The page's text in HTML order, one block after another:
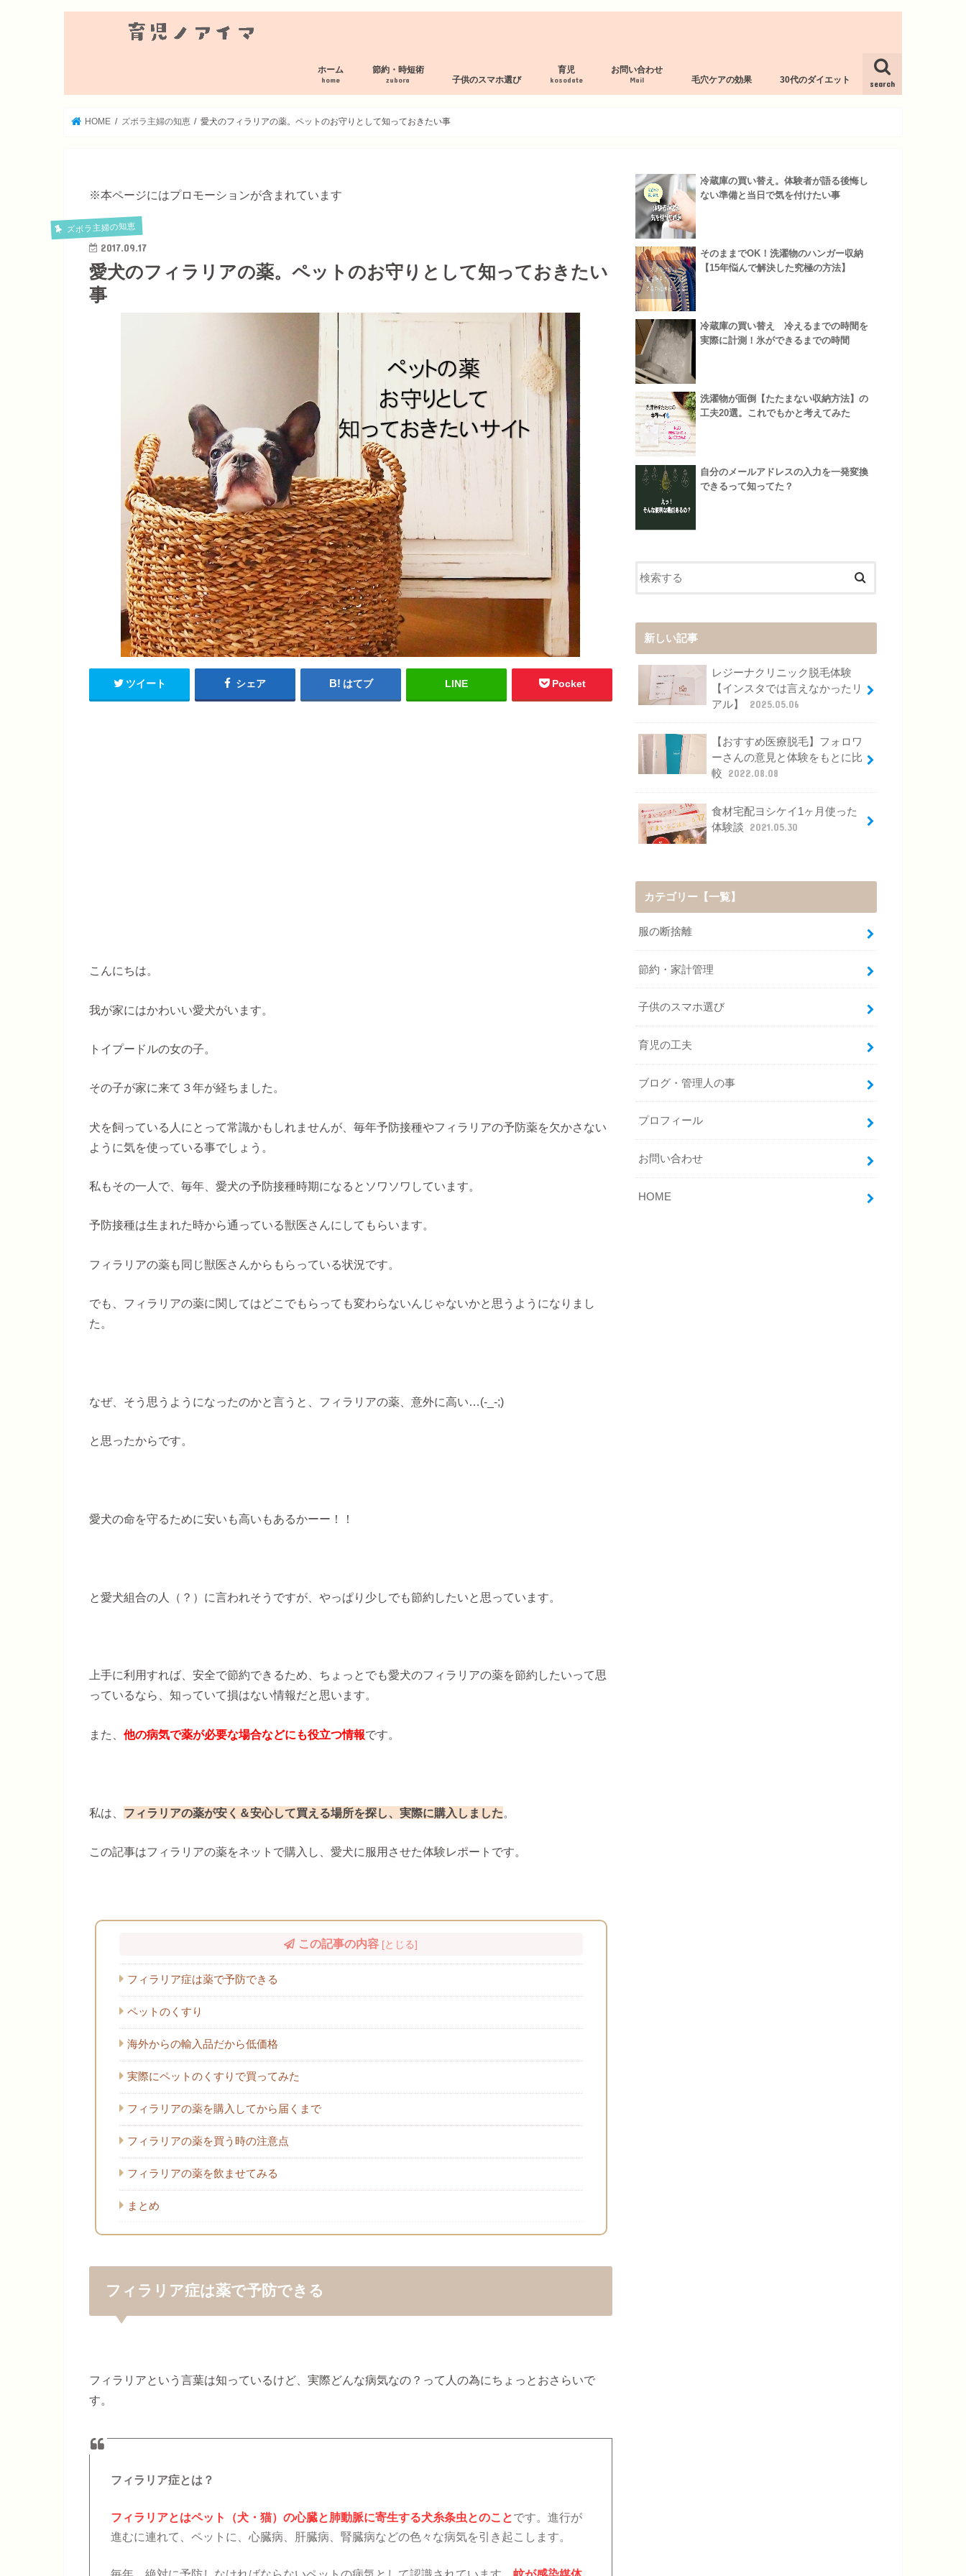
search
ホーム
home
節約・時短術
zubora 子供のスマホ選び
育児
kosodate
お問い合わせ
Mail 毛穴ケアの効果 30代のダイエット
HOME ズボラ主婦の知恵 愛犬のフィラリアの薬。ペットのお守りとして知っておきたい事
※本ページにはプロモーションが含まれています
ズボラ主婦の知恵
2017.09.17
愛犬のフィラリアの薬。ペットのお守りとして知っておきたい
事
ツイート シェア はてブ LINE Pocket
こんにちは。
我が家にはかわいい愛犬がいます。
トイプードルの女の子。
その子が家に来て３年が経ちました。
犬を飼っている人にとって常識かもしれませんが、毎年予防接種やフィラリアの予防薬を欠かさない
ように気を使っている事でしょう。
私もその一人で、毎年、愛犬の予防接種時期になるとソワソワしています。
予防接種は生まれた時から通っている獣医さんにしてもらいます。
フィラリアの薬も同じ獣医さんからもらっている状況です。
でも、フィラリアの薬に関してはどこでもらっても変わらないんじゃないかと思うようになりまし
た。
なぜ、そう思うようになったのかと言うと、フィラリアの薬、意外に高い…(-_-;)
と思ったからです。
愛犬の命を守るために安いも高いもあるかーー！！
と愛犬組合の人（？）に言われそうですが、やっぱり少しでも節約したいと思っています。
上手に利用すれば、安全で節約できるため、ちょっとでも愛犬のフィラリアの薬を節約したいって思
っているなら、知っていて損はない情報だと思います。
また、 他の病気で薬が必要な場合などにも役立つ情報です。
私は、 フィラリアの薬が安く＆安心して買える場所を探し、実際に購入しました
この記事はフィラリアの薬をネットで購入し、愛犬に服用させた体験レポートです。
この記事の内容 [とじる]
フィラリア症は薬で予防できる
ペットのくすり
海外からの輸入品だから低価格
実際にペットのくすりで買ってみた
フィラリアの薬を購入してから届くまで
フィラリアの薬を買う時の注意点
フィラリアの薬を飲ませてみる
まとめ
フィラリア症は薬で予防できる
フィラリアという言葉は知っているけど、実際どんな病気なの？って人の為にちょっとおさらいで
す。
フィラリア症とは？
フィラリアとはペット（犬・猫）の心臓と肺動脈に寄生する犬糸条虫とのことです。進行が
進むに連れて、ペットに、心臓病、肝臓病、腎臓病などの色々な病気を引き起こします。
冷蔵庫の買い替え。体験者が語る後悔し
ない準備と当日で気を付けたい事
そのままでOK！洗濯物のハンガー収納
【15年悩んで解決した究極の方法】
冷蔵庫の買い替え 冷えるまでの時間を
実際に計測！氷ができるまでの時間
洗濯物が面倒【たたまない収納方法】の
工夫20選。これでもかと考えてみた
自分のメールアドレスの入力を一発変換
できるって知ってた？
新しい記事
レジーナクリニック脱毛体験
【インスタでは言えなかったリ
アル】
2025.05.06
【おすすめ医療脱毛】フォロワ
ーさんの意見と体験をもとに比
較
2022.08.08
食材宅配ヨシケイ1ヶ月使った
体験談
2021.05.30
カテゴリー【一覧】
服の断捨離
節約・家計管理
子供のスマホ選び
育児の工夫
ブログ・管理人の事
プロフィール
お問い合わせ
HOME